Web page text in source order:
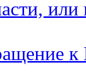
или
к